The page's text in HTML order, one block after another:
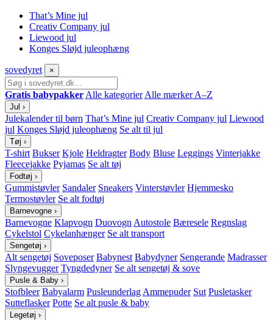
That’s Mine jul
Creativ Company jul
Liewood jul
Konges Sløjd juleophæng
sovedyret ×
Gratis babypakker Alle kategorier Alle mærker A–Z
Jul ›
Julekalender til børn That’s Mine jul Creativ Company jul Liewood
jul Konges Sløjd juleophæng Se alt til jul
Tøj ›
T-shirt Bukser Kjole Heldragter Body Bluse Leggings Vinterjakke
Fleecejakke Pyjamas Se alt tøj
Fodtøj ›
Gummistøvler Sandaler Sneakers Vinterstøvler Hjemmesko
Termostøvler Se alt fodtøj
Barnevogne ›
Barnevogne Klapvogn Duovogn Autostole Bæresele Regnslag
Cykelstol Cykelanhænger Se alt transport
Sengetøj ›
Alt sengetøj Soveposer Babynest Babydyner Sengerande Madrasser
Slyngevugger Tyngdedyner Se alt sengetøj & sove
Pusle & Baby ›
Stofbleer Babyalarm Pusleunderlag Ammepuder Sut Pusletasker
Sutteflasker Potte Se alt pusle & baby
Legetøj ›